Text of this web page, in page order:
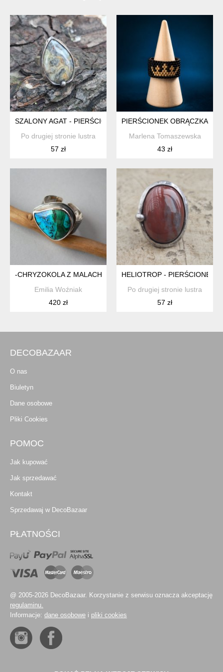
SZALONY AGAT - PIERŚCIONEK REGULOWANY
Po drugiej stronie lustra
57 zł
PIERŚCIONEK OBRĄCZKA
Marlena Tomaszewska
43 zł
-CHRYZOKOLA Z MALACHITEM-
Emilia Woźniak
420 zł
HELIOTROP - PIERŚCIONEK
Po drugiej stronie lustra
57 zł
DECOBAZAAR
O nas
Biuletyn
Dane osobowe
Pliki Cookies
POMOC
Jak kupować
Jak sprzedawać
Kontakt
Sprzedawaj w DecoBazaar
PŁATNOŚCI
@ 2005-2026 DecoBazaar. Korzystanie z serwisu oznacza akceptację
regulaminu.
Informacje: dane osobowe i pliki cookies